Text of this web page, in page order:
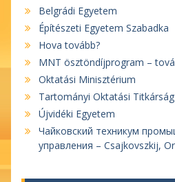
Belgrádi Egyetem
Építészeti Egyetem Szabadka
Hova tovább?
MNT ösztöndíjprogram –
Oktatási Minisztérium
Tartományi Oktatási Titkárság
Újvidéki Egyetem
Чайковский техникум
управления – Csajkovszkij,